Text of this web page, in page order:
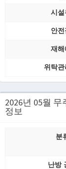
시설
안전
재해
위탁
2026년 05월
정보
분
난방